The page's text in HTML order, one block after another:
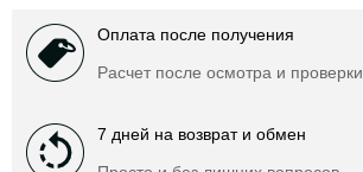
Оплата после получения
Расчет после осмотра и проверки
7 дней на возврат и обмен